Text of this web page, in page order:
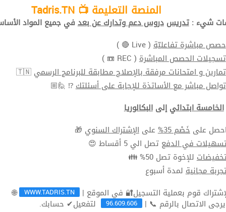
المنصة التعليمة 📺 Tadris.TN
شيء :تدريس دروس دعم وتدارك عن بعدفي جميع المواد
حصص مباشرة تفاعليّة( Live 🔴 )
تسجيلات الحصص المباشرة( REC 📼 )
تمارين و امتحانات مرفقة بالإصلاح مطابقة للبرنامج الرسمي 🇹🇳
تواصل مباشر مع الأساتذة للإجابة على أسئلتك⁉ 🙋🏼
الخامسة ابتدائيإلىالبكالوريا
علىخَصْم 35% علىالإشتراك السنوي 🎁
في الدفعتصل الي 5 أقساط 😍
للإخوة تصل 50% 👪
مجانيةلمدة أسبوع
WWW.TADRIS.TN
🌐
الاتصال بالرقم 📞 | 96.609.606 لتفعيل✔ حسابك.